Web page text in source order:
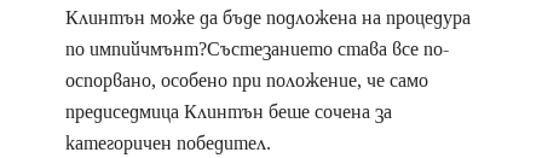
Клинтън може да бъде подложена на процедура
по импийчмънт?Състезанието става все по-
оспорвано, особено при положение, че само
предиседмица Клинтън беше сочена за
категоричен победител.